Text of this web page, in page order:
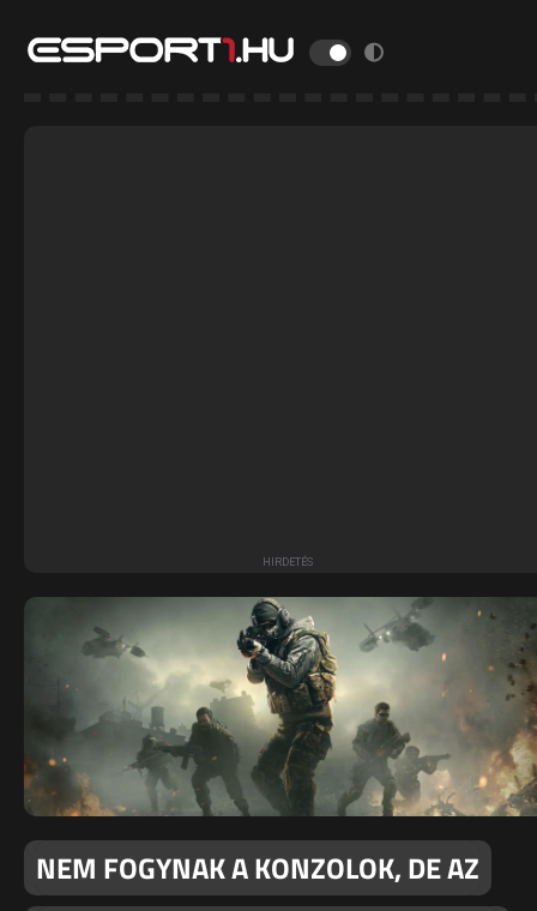
NEM FOGYNAK A KONZOLOK, DE AZ